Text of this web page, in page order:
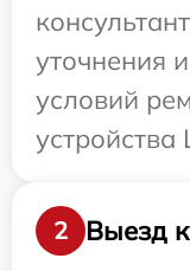
уточнения
условий
устройства
2
Выезд